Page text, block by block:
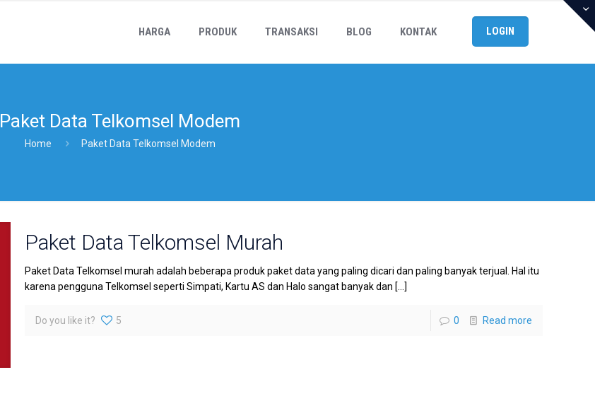
HARGA PRODUK TRANSAKSI BLOG KONTAK LOGIN
Paket Data Telkomsel Modem
Home Paket Data Telkomsel Modem
Paket Data Telkomsel Murah
Paket Data Telkomsel murah adalah beberapa produk paket data yang paling dicari dan paling banyak terjual. Hal itu
karena pengguna Telkomsel seperti Simpati, Kartu AS dan Halo sangat banyak dan […]
Do you like it? 5 0 Read more